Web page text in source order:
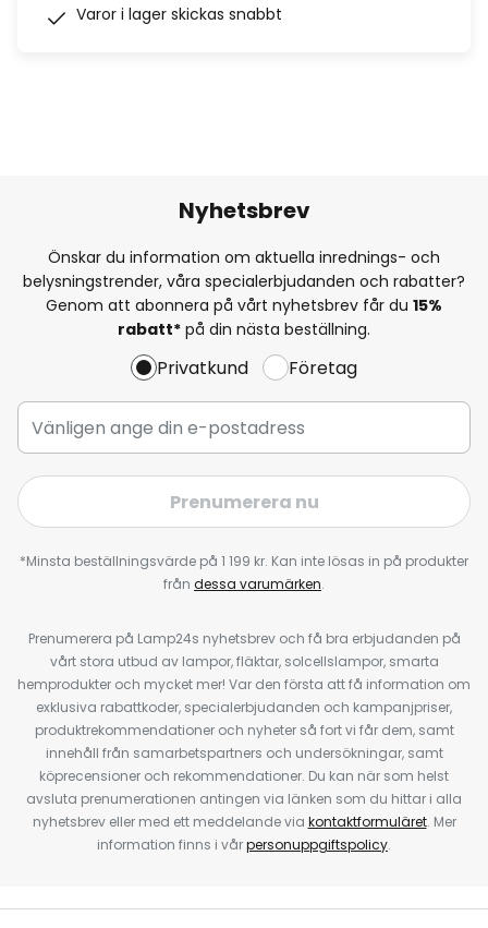
Varor i lager skickas snabbt
Nyhetsbrev
Önskar du information om aktuella inrednings- och
belysningstrender, våra specialerbjudanden och rabatter?
Genom att abonnera på vårt nyhetsbrev får du 15%
rabatt* på din nästa beställning.
Privatkund Företag
Prenumerera nu
*Minsta beställningsvärde på 1 199 kr. Kan inte lösas in på produkter
från dessa varumärken.
Prenumerera på Lamp24s nyhetsbrev och få bra erbjudanden på
vårt stora utbud av lampor, fläktar, solcellslampor, smarta
hemprodukter och mycket mer! Var den första att få information om
exklusiva rabattkoder, specialerbjudanden och kampanjpriser,
produktrekommendationer och nyheter så fort vi får dem, samt
innehåll från samarbetspartners och undersökningar, samt
köprecensioner och rekommendationer. Du kan när som helst
avsluta prenumerationen antingen via länken som du hittar i alla
nyhetsbrev eller med ett meddelande via kontaktformuläret. Mer
information finns i vårpersonuppgiftspolicy.